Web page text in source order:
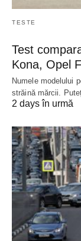
TESTE
Test
Kona, Opel
Numele modelului
străină mărcii.
2 days în urmă